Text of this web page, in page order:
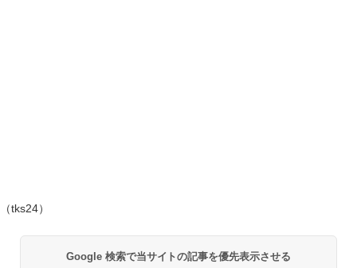
（tks24）
Google 検索で当サイトの記事を優先表示させる